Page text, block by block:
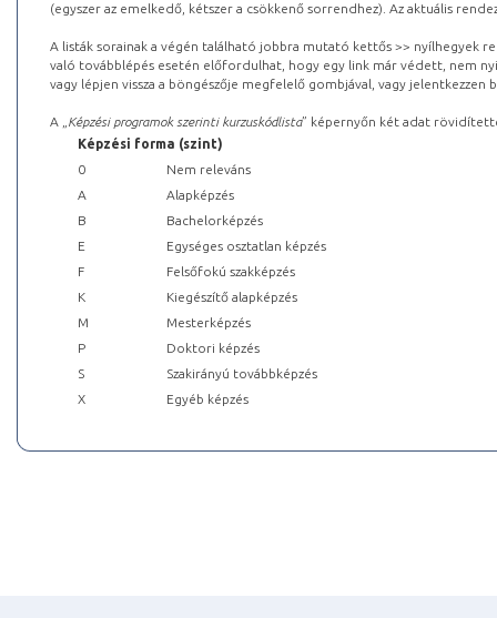
(egyszer az emelkedő, kétszer a csökkenő sorrendhez). Az aktuális
A listák sorainak a végén található jobbra mutató kettős >> nyílhegyek
való továbblépés esetén előfordulhat, hogy egy link már védett, nem
vagy lépjen vissza a böngészője megfelelő gombjával, vagy
A „ Képzési programok szerinti kurzuskódlista” képernyőn két adat
Képzési forma (szint)
0
Nem releváns
A
Alapképzés
B
Bachelorképzés
E
Egységes osztatlan képzés
F
Felsőfokú szakképzés
K
Kiegészítő alapképzés
M
Mesterképzés
P
Doktori képzés
S
Szakirányú továbbképzés
X
Egyéb képzés